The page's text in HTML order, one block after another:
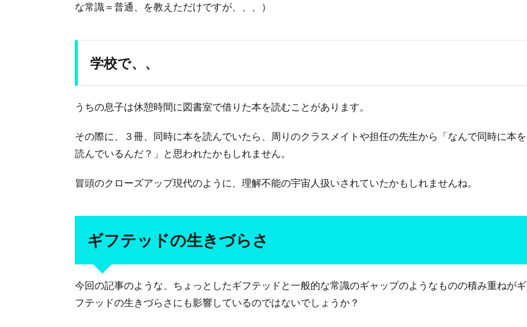
な常識＝普通、を教えただけですが、、、）
学校で、、
うちの息子は休憩時間に図書室で借りた本を読むことがあります。
その際に、３冊、同時に本を読んでいたら、周りのクラスメイトや担任の先生から「なんで同時に本を
読んでいるんだ？」と思われたかもしれません。
冒頭のクローズアップ現代のように、理解不能の宇宙人扱いされていたかもしれませんね。
ギフテッドの生きづらさ
今回の記事のような、ちょっとしたギフテッドと一般的な常識のギャップのようなものの積み重ねがギ
フテッドの生きづらさにも影響しているのではないでしょうか？